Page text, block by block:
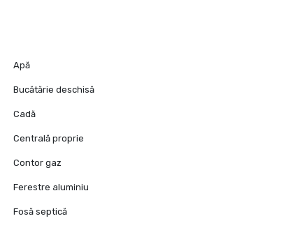
Apă
Bucătărie deschisă
Cadă
Centrală proprie
Contor gaz
Ferestre aluminiu
Fosă septică